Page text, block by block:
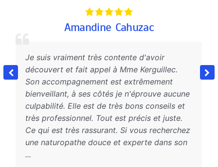
Amandine Cahuzac
suis vraiment très contente d'avoir
et fait appel à Mme Kerguillec.
accompagnement est extrêmement
à ses côtés je n'éprouve aucune
Elle est de très bons conseils et
professionnel. Tout est précis et juste.
qui est très rassurant. Si vous recherchez
naturopathe douce et experte dans son
très